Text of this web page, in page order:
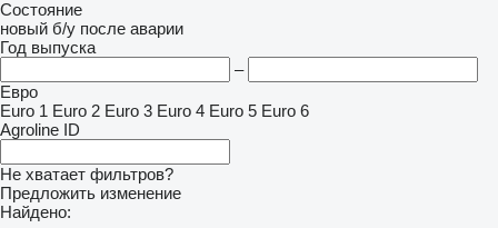
Состояние
новый б/у после аварии
Год выпуска
–
Евро
Euro 1 Euro 2 Euro 3 Euro 4 Euro 5 Euro 6
Agroline ID
Не хватает фильтров?
Предложить изменение
Найдено: